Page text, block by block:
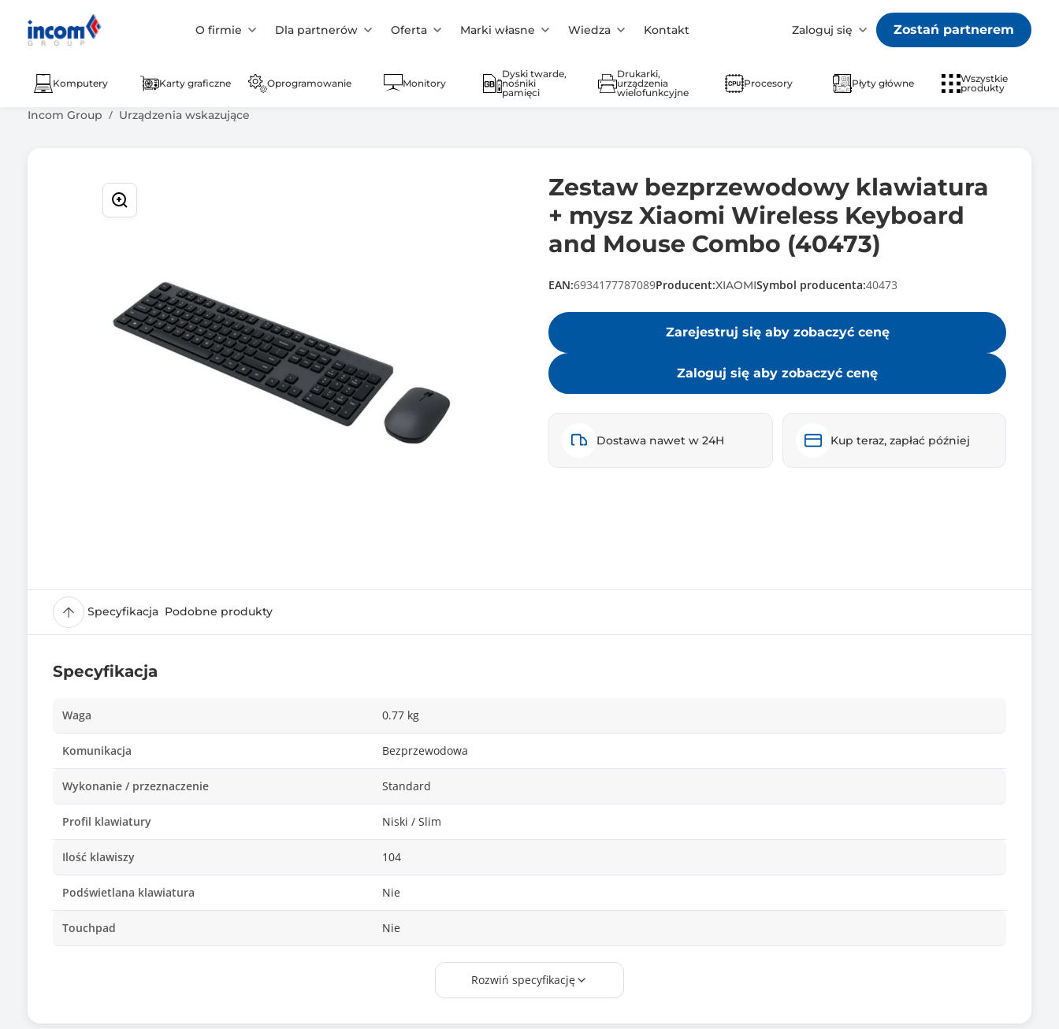
O firmie Dla partnerów Oferta Marki własne Wiedza Kontakt Zaloguj się Zostań partnerem
Komputery Karty graficzne Oprogramowanie Monitory
Dyski twarde,
nośniki
pamięci
Drukarki,
urządzenia
wielofunkcyjne
Procesory Płyty główne
Wszystkie
produkty
Incom Group Urządzenia wskazujące
Zestaw bezprzewodowy klawiatura
+ mysz Xiaomi Wireless Keyboard
and Mouse Combo (40473)
EAN:6934177787089Producent:XIAOMISymbol producenta:40473
Zarejestruj się aby zobaczyć cenę
Zaloguj się aby zobaczyć cenę
Dostawa nawet w 24H Kup teraz, zapłać później
Specyfikacja Podobne produkty
Specyfikacja
Waga 0.77 kg
Komunikacja Bezprzewodowa
Wykonanie / przeznaczenie Standard
Profil klawiatury Niski / Slim
Ilość klawiszy 104
Podświetlana klawiatura Nie
Touchpad Nie
Rozwiń specyfikację